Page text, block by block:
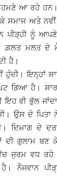
ਆ ਰਹੇ
ਅਤੇ ਨਵੀਂ
ਪੀੜ੍ਹੀ ਨੂੰ
ਮਲਤ ਦੇ
ਹੈ।
ਇਨ੍ਹਾਂ
ਘਟ ਗਿਆ ਹੈ।
ਇਹ ਵੀ ਭੁੱਲ
ਉਸ ਦੇ
ਦਿਮਾਗ ਦੇ
ਦੀ ਗੁਲਾਮ ਬਣ
ਜੁਰਮ ਵਧ ਰਹੇ
ਨੌਜਵਾਨ